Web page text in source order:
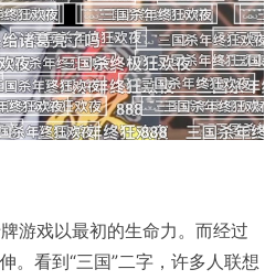
游戏以最初的生命力。而经过
。看到“三国”二字，许多人联想